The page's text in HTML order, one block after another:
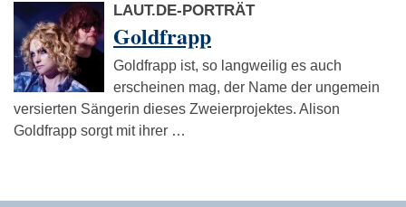
LAUT.DE-PORTRÄT
Goldfrapp
Goldfrapp ist, so langweilig es auch
erscheinen mag, der Name der ungemein
versierten Sängerin dieses Zweierprojektes. Alison
Goldfrapp sorgt mit ihrer …